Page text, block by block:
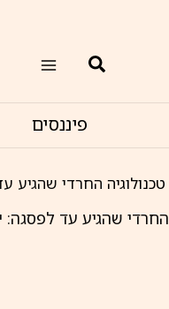
חיפוש
פיננסים
טכנולוגיה החרדי שהגיע
החרדי שהגיע עד לפסגה: